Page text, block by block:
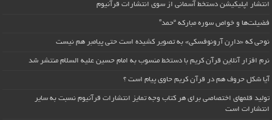
انتشار اپلیکیشن دستخط آسمانی از سوی انتشارات قرآنیوم
فضیلت‌ها و خواص سوره مبارکه “حمد”
نوحی که «دارِن آرونوفسکی» به تصویر کشیده است حتی پیامبر هم نیست
نرم افزار آنلاین قرآن کریم با دستخط منسوب به امام حسین علیه السلام منتشر شد
آیا شکل حروف هم در قرآن کریم حاوی پیام است ؟
تولید قلمهای اختصاصی برای هر کتاب وجه تمایز انتشارات قرآنیوم نسبت به سایر
انتشارات است